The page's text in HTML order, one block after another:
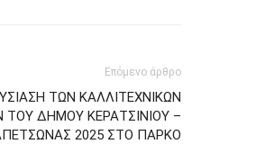
Επόμενο άρθρο
ΤΩΝ ΚΑΛΛΙΤΕΧΝΙΚΩΝ
ΔΗΜΟΥ ΚΕΡΑΤΣΙΝΙΟΥ –
2025 ΣΤΟ ΠΑΡΚΟ